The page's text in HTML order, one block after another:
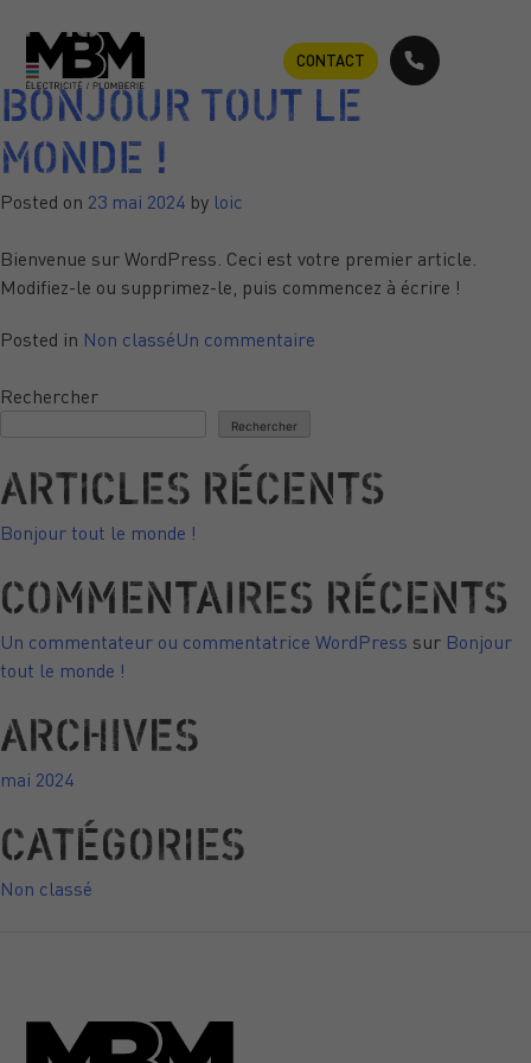
CONTACT
MOIS :MAI 2024
BONJOUR TOUT LE
MONDE !
Posted on 23 mai 2024 by loic
Bienvenue sur WordPress. Ceci est votre premier article.
Modifiez-le ou supprimez-le, puis commencez à écrire !
Posted in Non classéUn commentaire
Rechercher
Rechercher
ARTICLES RÉCENTS
Bonjour tout le monde !
COMMENTAIRES RÉCENTS
Un commentateur ou commentatrice WordPress sur Bonjour
tout le monde !
ARCHIVES
mai 2024
CATÉGORIES
Non classé